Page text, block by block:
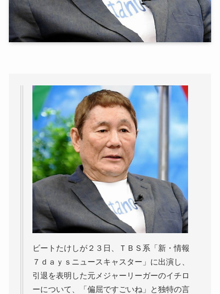
ビートたけしが２３日、ＴＢＳ系「新・情報
７ｄａｙｓニュースキャスター」に出演し、
引退を表明した元メジャーリーガーのイチロ
ーについて、「偏屈ですごいね」と独特の言